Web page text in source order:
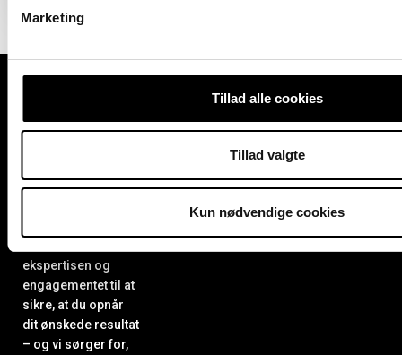
Marketing
Tillad alle cookies
Tillad valgte
Kun nødvendige cookies
erfaring på
til at hjælpe dig med
ekspertisen og
engagementet til at
sikre, at du opnår
dit ønskede resultat
– og vi sørger for,
Telefon 24 64 07 88
homes.dk
Mød os på Vejlands
København S.
Læs mere
Privatlivspolitik